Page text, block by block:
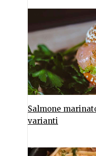
Salmone
varianti